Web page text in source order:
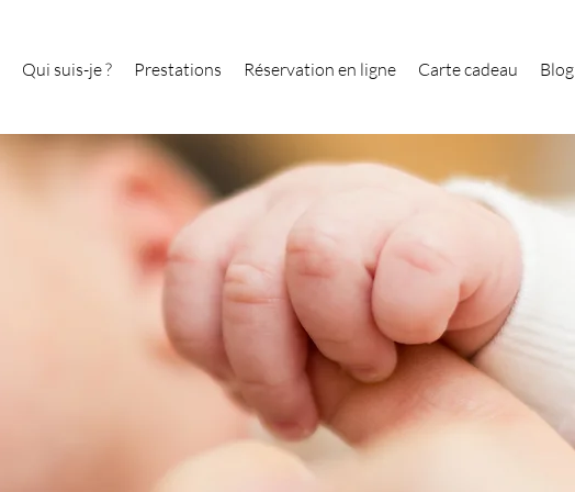
Qui suis-je ? Prestations Réservation en ligne Carte cadeau Blog